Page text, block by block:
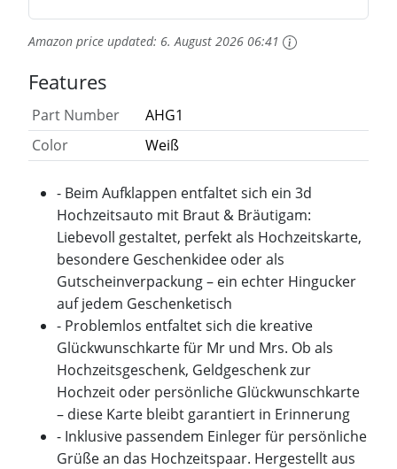
Amazon price updated: 6. August 2026 06:41
Features
Part Number
AHG1
Color
Weiß
- Beim Aufklappen entfaltet sich ein 3d
Hochzeitsauto mit Braut & Bräutigam:
Liebevoll gestaltet, perfekt als Hochzeitskarte,
besondere Geschenkidee oder als
Gutscheinverpackung – ein echter Hingucker
auf jedem Geschenketisch
- Problemlos entfaltet sich die kreative
Glückwunschkarte für Mr und Mrs. Ob als
Hochzeitsgeschenk, Geldgeschenk zur
Hochzeit oder persönliche Glückwunschkarte
– diese Karte bleibt garantiert in Erinnerung
- Inklusive passendem Einleger für persönliche
Grüße an das Hochzeitspaar. Hergestellt aus